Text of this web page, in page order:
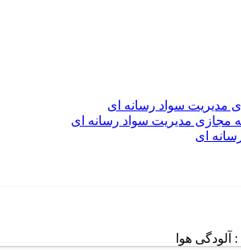
مدیریت سواد رسانه ای
مجازی مدیریت سواد رسانه ای
ای
هوا